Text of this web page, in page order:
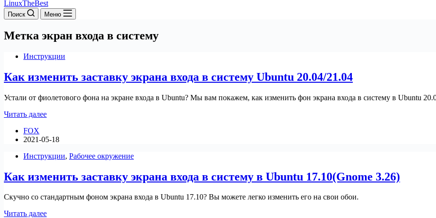
LinuxTheBest
Поиск Меню
Метка экран входа в систему
Инструкции
Как изменить заставку экрана входа в систему Ubuntu 20.04/21.04
Устали от фиолетового фона на экране входа в Ubuntu? Мы вам покажем, как изменить фон экрана входа в систему в Ubuntu
Читать далееКак
экрана
в
Ubuntu
20.04/21.04
FOX
2021-05-18
Инструкции, Рабочее окружение
Как изменить заставку экрана входа в систему в Ubuntu 17.10(Gnome 3.26)
Скучно со стандартным фоном экрана входа в Ubuntu 17.10? Вы можете легко изменить его на свои обои.
Читать далееКак